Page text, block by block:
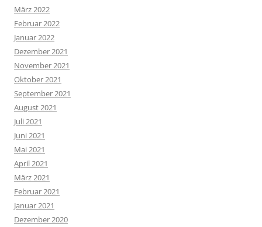
März 2022
Februar 2022
Januar 2022
Dezember 2021
November 2021
Oktober 2021
September 2021
August 2021
Juli 2021
Juni 2021
Mai 2021
April 2021
März 2021
Februar 2021
Januar 2021
Dezember 2020